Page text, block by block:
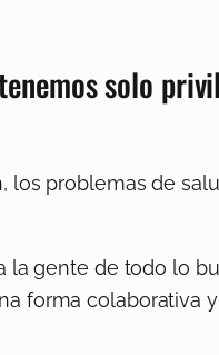
solo
los problemas de
la gente de todo lo
forma colaborativa